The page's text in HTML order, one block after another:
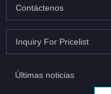
Contáctenos
Inquiry For Pricelist
Últimas noticias